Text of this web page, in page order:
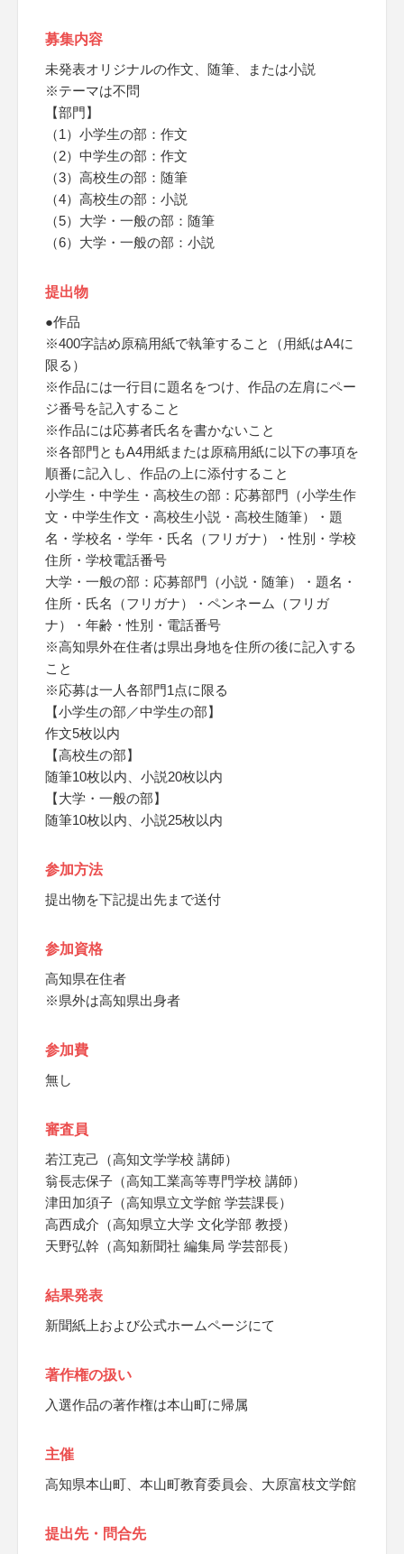
募集内容
未発表オリジナルの作文、随筆、または小説
※テーマは不問
【部門】
（1）小学生の部：作文
（2）中学生の部：作文
（3）高校生の部：随筆
（4）高校生の部：小説
（5）大学・一般の部：随筆
（6）大学・一般の部：小説
提出物
●作品
※400字詰め原稿用紙で執筆すること（用紙はA4に
限る）
※作品には一行目に題名をつけ、作品の左肩にペー
ジ番号を記入すること
※作品には応募者氏名を書かないこと
※各部門ともA4用紙または原稿用紙に以下の事項を
順番に記入し、作品の上に添付すること
小学生・中学生・高校生の部：応募部門（小学生作
文・中学生作文・高校生小説・高校生随筆）・題
名・学校名・学年・氏名（フリガナ）・性別・学校
住所・学校電話番号
大学・一般の部：応募部門（小説・随筆）・題名・
住所・氏名（フリガナ）・ペンネーム（フリガ
ナ）・年齢・性別・電話番号
※高知県外在住者は県出身地を住所の後に記入する
こと
※応募は一人各部門1点に限る
【小学生の部／中学生の部】
作文5枚以内
【高校生の部】
随筆10枚以内、小説20枚以内
【大学・一般の部】
随筆10枚以内、小説25枚以内
参加方法
提出物を下記提出先まで送付
参加資格
高知県在住者
※県外は高知県出身者
参加費
無し
審査員
若江克己（高知文学学校 講師）
翁長志保子（高知工業高等専門学校 講師）
津田加須子（高知県立文学館 学芸課長）
高西成介（高知県立大学 文化学部 教授）
天野弘幹（高知新聞社 編集局 学芸部長）
結果発表
新聞紙上および公式ホームページにて
著作権の扱い
入選作品の著作権は本山町に帰属
主催
高知県本山町、本山町教育委員会、大原富枝文学館
提出先・問合先